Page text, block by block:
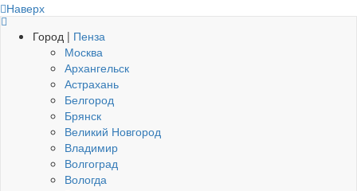
Наверх
Город | Пенза
Москва
Архангельск
Астрахань
Белгород
Брянск
Великий Новгород
Владимир
Волгоград
Вологда